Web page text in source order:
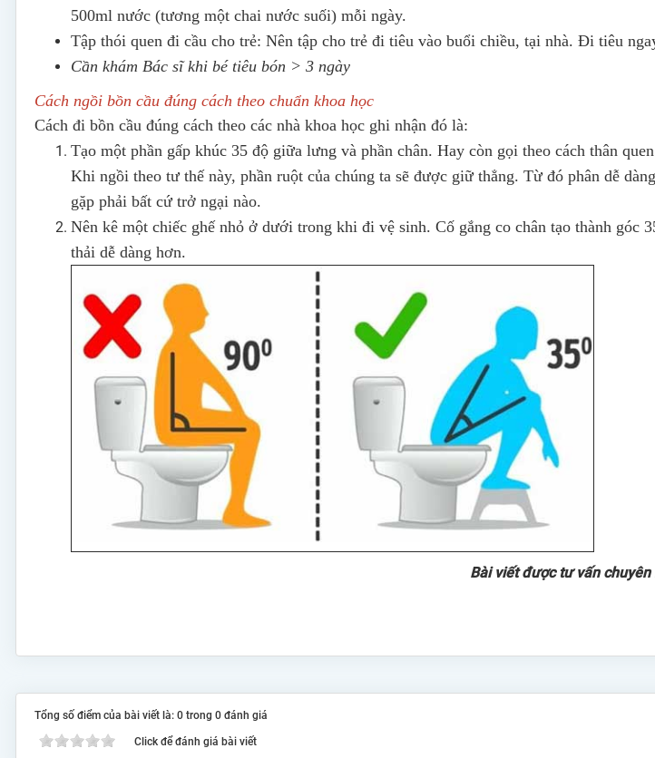
500ml nước (tương một chai nước suối) mỗi ngày.
Tập thói quen đi cầu cho trẻ: Nên tập cho trẻ đi tiêu vào buổi chiều, tại nhà. Đi tiêu
Cần khám Bác sĩ khi bé tiêu bón > 3 ngày
Cách ngồi bồn cầu đúng cách theo chuẩn khoa học
Cách đi bồn cầu đúng cách theo các nhà khoa học ghi nhận đó là:
Tạo một phần gấp khúc 35 độ giữa lưng và phần chân. Hay còn gọi theo cách thân
Khi ngồi theo tư thế này, phần ruột của chúng ta sẽ được giữ thẳng. Từ đó phân dễ
gặp phải bất cứ trở ngại nào.
Nên kê một chiếc ghế nhỏ ở dưới trong khi đi vệ sinh. Cố gắng co chân tạo thành góc
thải dễ dàng hơn.
Bài viết được tư vấn
Tổng số điểm của bài viết là: 0 trong 0 đánh giá
Click để đánh giá bài viết